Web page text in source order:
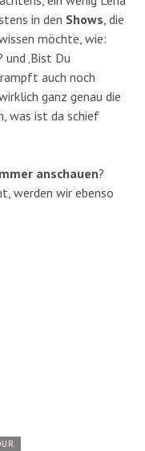
in den Shows, die
möchte, wie:
und ‚Bist Du
auch noch
ganz genau die
was ist da schief
anschauen?
werden wir ebenso